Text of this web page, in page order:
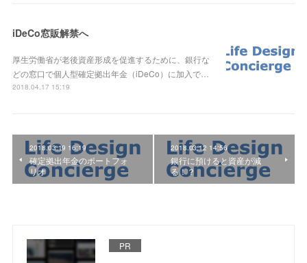
iDeCo窓販解禁へ
厚生労働省が老後資産形成を促進するために、銀行な
どの窓口で個人型確定拠出年金（iDeCo）に加入で…
2018.04.17 15:19
2018.03.19 16:19
確定拠出年金のポートフォ
リオ
2018.03.12 14:56
銀行に預けると資産が減
る！？
PR